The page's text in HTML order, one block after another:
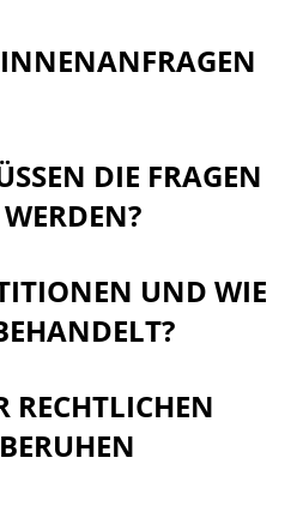
DIE FRAGEN
UND WIE
RECHTLICHEN